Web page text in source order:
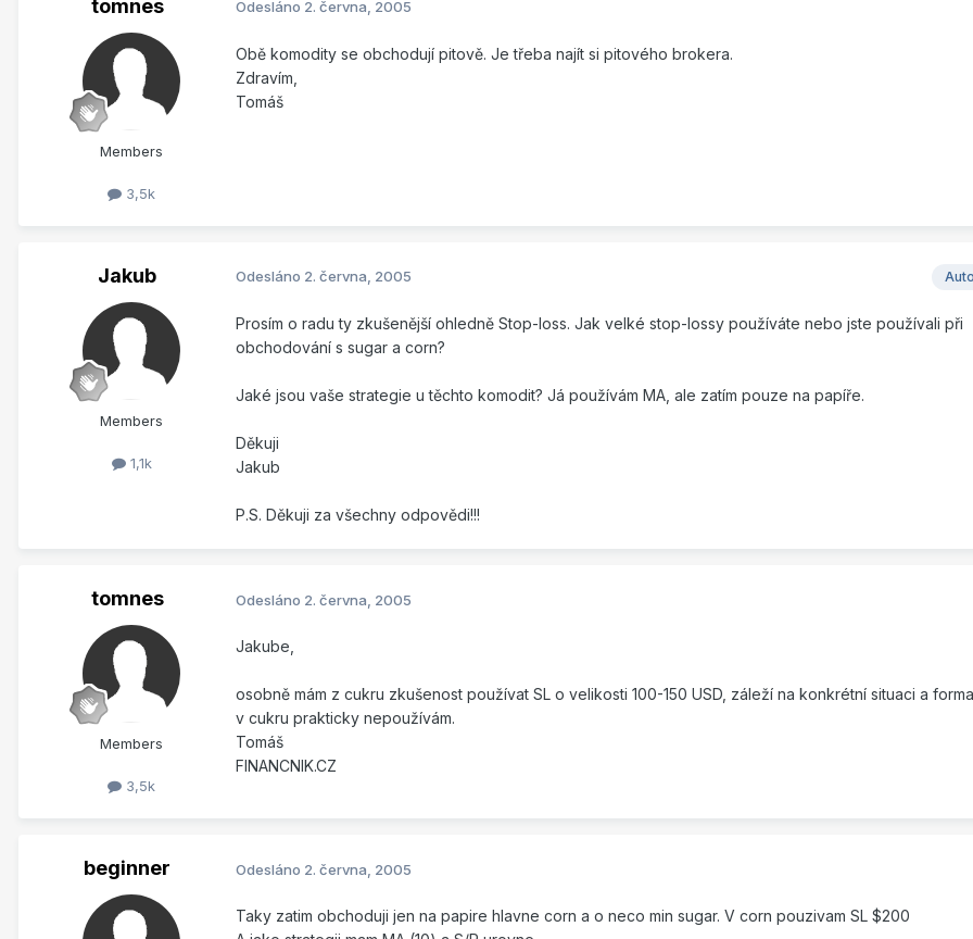
tomnes
Members
3,5k
Odesláno 2. června, 2005
Obě komodity se obchodují pitově. Je třeba najít si pitového brokera.
Zdravím,
Tomáš
Jakub
Members
1,1k
Odesláno 2. června, 2005
Prosím o radu ty zkušenější ohledně Stop-loss. Jak velké stop-lossy používáte nebo jste používali při
obchodování s sugar a corn?
Jaké jsou vaše strategie u těchto komodit? Já používám MA, ale zatím pouze na papíře.
Děkuji
Jakub
P.S. Děkuji za všechny odpovědi!!!
tomnes
Members
3,5k
Odesláno 2. června, 2005
Jakube,
osobně mám z cukru zkušenost používat SL o velikosti 100-150 USD, záleží na konkrétní situaci a
v cukru prakticky nepoužívám.
Tomáš
FINANCNIK.CZ
beginner Odesláno 2. června, 2005
Taky zatim obchoduji jen na papire hlavne corn a o neco min sugar. V corn pouzivam SL $200